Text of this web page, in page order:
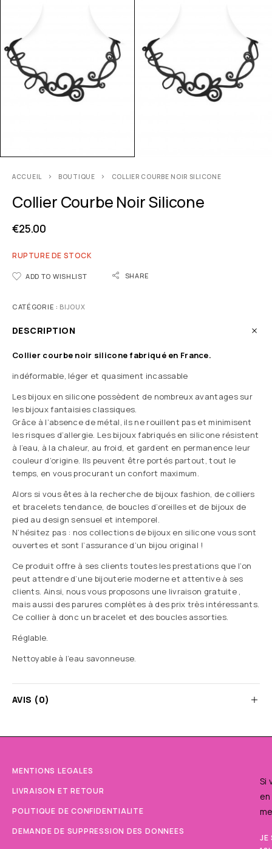
ACCUEIL BOUTIQUE COLLIER COURBE NOIR SILICONE
Collier Courbe Noir Silicone
€25.00
RUPTURE DE STOCK
ADD TO WISHLIST SHARE
CATÉGORIE : BIJOUX
DESCRIPTION
Collier courbe noir silicone fabriqué en France.
indéformable, léger et quasiment incassable
Les bijoux en silicone possèdent de nombreux avantages sur
les bijoux fantaisies classiques.
Grâce à l’absence de métal, ils ne rouillent pas et minimisent
les risques d’allergie. Les bijoux fabriqués en silicone résistent
à l’eau, à la chaleur, au froid, et gardent en permanence leur
couleur d’origine. Ils peuvent être portés partout, tout le
temps, en vous procurant un confort maximum.
Alors si vous êtes à la recherche de bijoux fashion, de colliers
et bracelets tendance, de boucles d’oreilles et de bijoux de
pied au design sensuel et intemporel.
N’hésitez pas : nos collections de bijoux en silicone vous sont
ouvertes et sont l’assurance d’un bijou original !
Ce produit offre à ses clients toutes les prestations que l’on
peut attendre d’une bijouterie moderne et attentive à ses
clients. Ainsi, nous vous proposons une livraison gratuite ,
mais aussi des parures complètes à des prix très intéressants.
Ce collier à donc un bracelet et des boucles assorties.
Réglable.
Nettoyable à l’eau savonneuse.
AVIS (0)
MENTIONS LEGALES
LIVRAISON ET RETOUR
POLITIQUE DE CONFIDENTIALITE
DEMANDE DE SUPPRESSION DES DONNEES
Si
JE